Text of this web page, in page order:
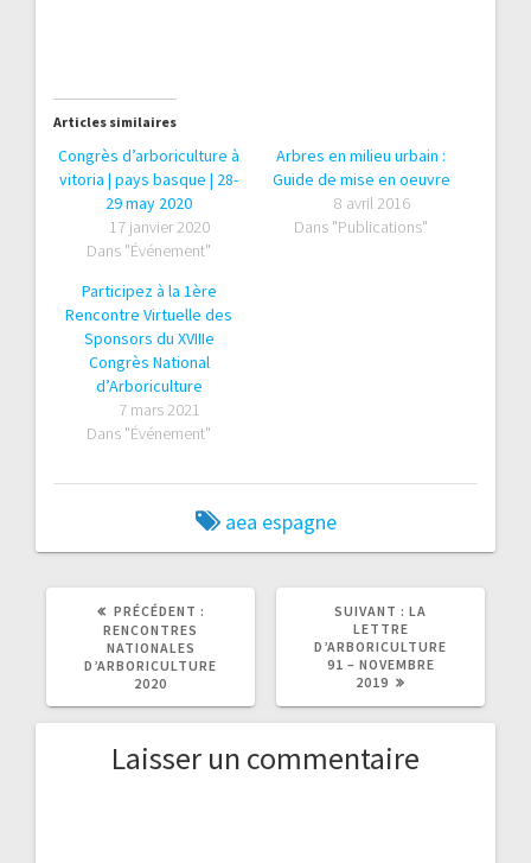
Articles similaires
Congrès d’arboriculture à
vitoria | pays basque | 28-
29 may 2020
17 janvier 2020
Dans "Événement"
Arbres en milieu urbain :
Guide de mise en oeuvre
8 avril 2016
Dans "Publications"
Participez à la 1ère
Rencontre Virtuelle des
Sponsors du XVIIIe
Congrès National
d’Arboriculture
7 mars 2021
Dans "Événement"
aea espagne
PRÉCÉDENT :
RENCONTRES
NATIONALES
D’ARBORICULTURE
2020
SUIVANT : ARTICLE
:
LA
LETTRE
D’ARBORICULTURE
91 – NOVEMBRE
2019
Laisser un commentaire